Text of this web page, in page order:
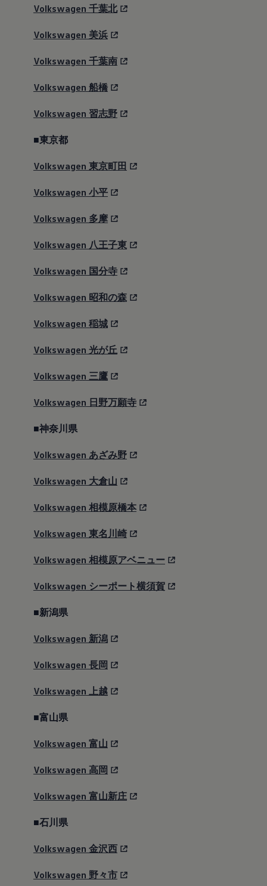
Volkswagen 千葉北
Volkswagen 美浜
Volkswagen 千葉南
Volkswagen 船橋
Volkswagen 習志野
■東京都
Volkswagen 東京町田
Volkswagen 小平
Volkswagen 多摩
Volkswagen 八王子東
Volkswagen 国分寺
Volkswagen 昭和の森
Volkswagen 稲城
Volkswagen 光が丘
Volkswagen 三鷹
Volkswagen 日野万願寺
■神奈川県
Volkswagen あざみ野
Volkswagen 大倉山
Volkswagen 相模原橋本
Volkswagen 東名川崎
Volkswagen 相模原アベニュー
Volkswagen シーポート横須賀
■新潟県
Volkswagen 新潟
Volkswagen 長岡
Volkswagen 上越
■富山県
Volkswagen 富山
Volkswagen 高岡
Volkswagen 富山新庄
■石川県
Volkswagen 金沢西
Volkswagen 野々市